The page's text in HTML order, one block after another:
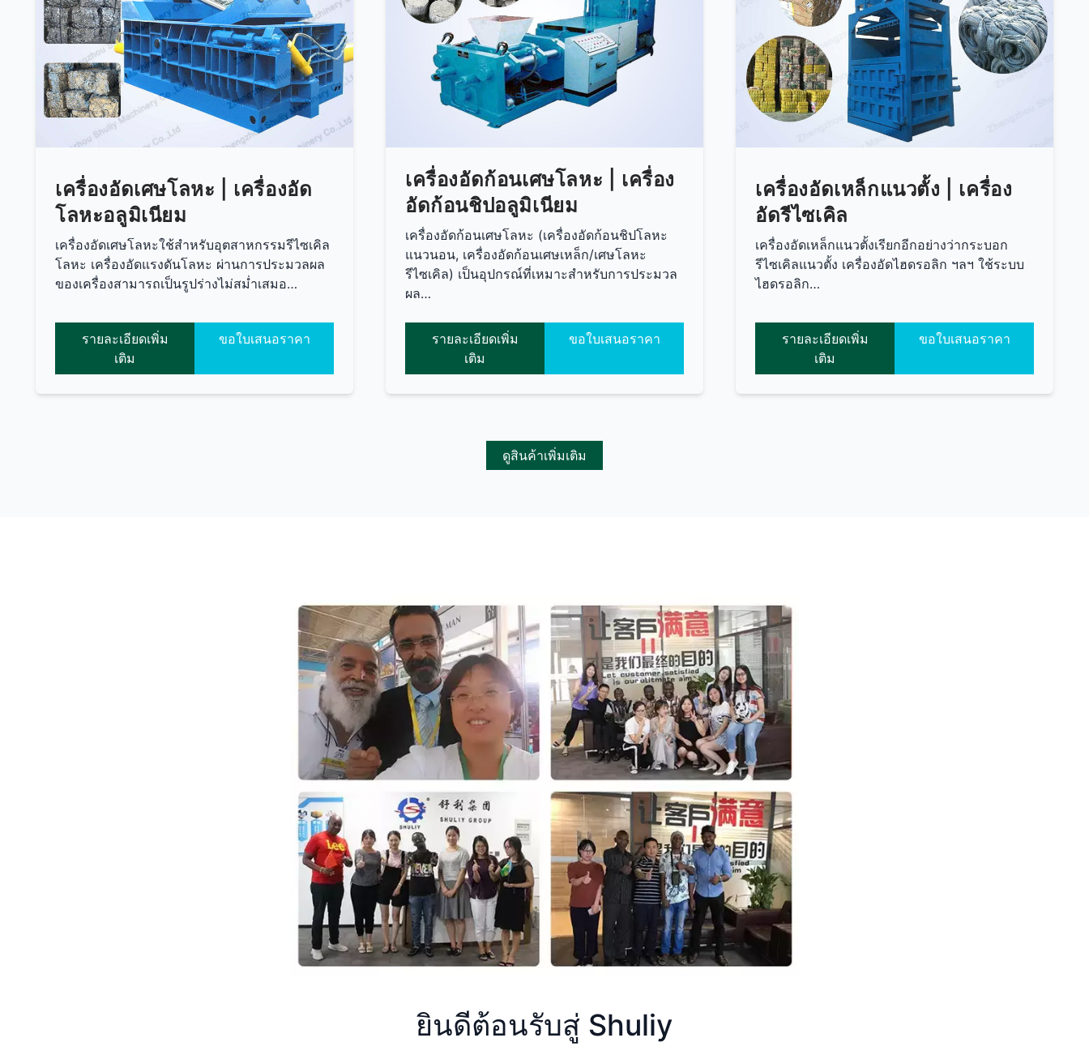
เครื่องอัดเศษโลหะ | เครื่องอัด
โลหะอลูมิเนียม
เครื่องอัดเศษโลหะใช้สำหรับอุตสาหกรรมรีไซเคิล
โลหะ เครื่องอัดแรงดันโลหะ ผ่านการประมวลผล
ของเครื่องสามารถเป็นรูปร่างไม่สม่ำเสมอ…
รายละเอียดเพิ่ม
เติม
ขอใบเสนอราคา
เครื่องอัดก้อนเศษโลหะ | เครื่อง
อัดก้อนชิปอลูมิเนียม
เครื่องอัดก้อนเศษโลหะ (เครื่องอัดก้อนชิปโลหะ
แนวนอน, เครื่องอัดก้อนเศษเหล็ก/เศษโลหะ
รีไซเคิล) เป็นอุปกรณ์ที่เหมาะสำหรับการประมวล
ผล…
รายละเอียดเพิ่ม
เติม
ขอใบเสนอราคา
เครื่องอัดเหล็กแนวตั้ง | เครื่อง
อัดรีไซเคิล
เครื่องอัดเหล็กแนวตั้งเรียกอีกอย่างว่ากระบอก
รีไซเคิลแนวตั้ง เครื่องอัดไฮดรอลิก ฯลฯ ใช้ระบบ
ไฮดรอลิก…
รายละเอียดเพิ่ม
เติม
ขอใบเสนอราคา
ดูสินค้าเพิ่มเติม
ยินดีต้อนรับสู่ Shuliy